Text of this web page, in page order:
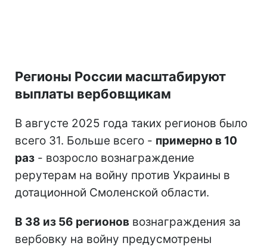
Регионы России масштабируют
выплаты вербовщикам
В августе 2025 года таких регионов было
всего 31. Больше всего - примерно в 10
раз - возросло вознаграждение
рерутерам на войну против Украины в
дотационной Смоленской области.
В 38 из 56 регионов вознаграждения за
вербовку на войну предусмотрены